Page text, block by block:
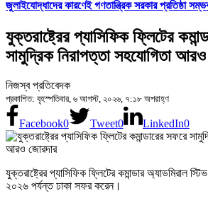
জুলাইযোদ্ধাদের কারণেই গণতান্ত্রিক সরকার প্রতিষ্ঠা
যুক্তরাষ্ট্রের প্যাসিফিক ফ্লিটের
সামুদ্রিক নিরাপত্তা সহযোগিতা
নিজস্ব প্রতিবেদক
প্রকাশিত: বৃহস্পতিবার, ৬ আগস্ট, ২০২৬, ৭:১৮ অপরাহ্ণ
Facebook0 Tweet0 LinkedIn0
যুক্তরাষ্ট্রের প্যাসিফিক ফ্লিটের কমান্ডার অ্যাডমিরাল
২০২৬ পর্যন্ত ঢাকা সফর করেন।